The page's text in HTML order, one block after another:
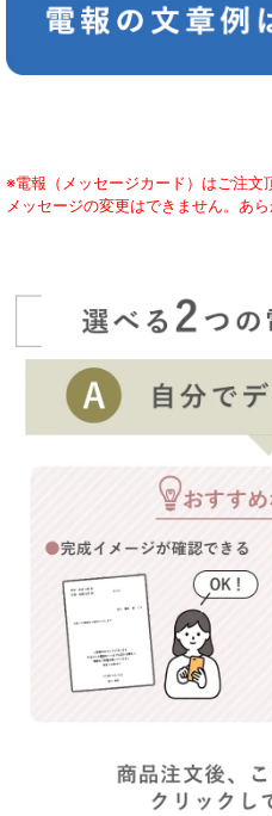
※電報（メッセージカード）はご注文
メッセージの変更はできません。あら